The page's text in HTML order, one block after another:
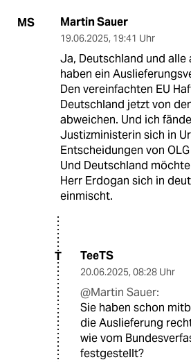
MS Martin Sauer
19.06.2025, 19:41 Uhr
Ja, Deutschland und alle
haben ein
Den vereinfachten EU
Deutschland jetzt von
abweichen. Und ich
Justizministerin sich in
Entscheidungen von
Und Deutschland
Herr Erdogan sich in
einmischt.
T TeeTS
20.06.2025, 08:28 Uhr
@Martin Sauer:
Sie haben schon
die Auslieferung
wie vom
festgestellt?